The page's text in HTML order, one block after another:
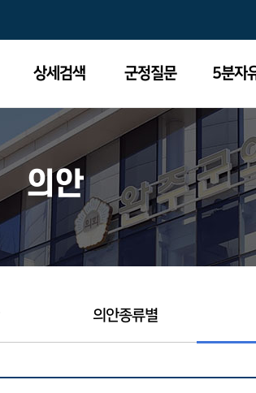
상세검색 군정질문 5분자
의안
의안종류별